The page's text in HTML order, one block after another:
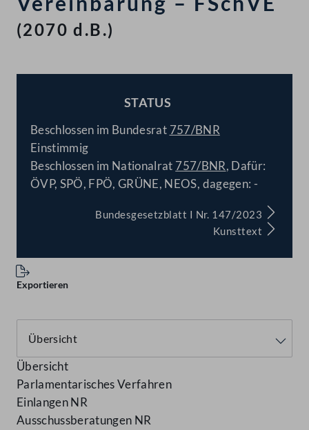
(2070 d.B.)
STATUS
Beschlossen im Bundesrat 757/BNR
Einstimmig
Beschlossen im Nationalrat 757/BNR, Dafür:
ÖVP, SPÖ, FPÖ, GRÜNE, NEOS, dagegen: -
Bundesgesetzblatt I Nr. 147/2023
Kunsttext
Exportieren
Übersicht
Parlamentarisches Verfahren
Einlangen NR
Ausschussberatungen NR